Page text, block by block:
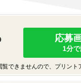
応募
1分
できませんので、プリント